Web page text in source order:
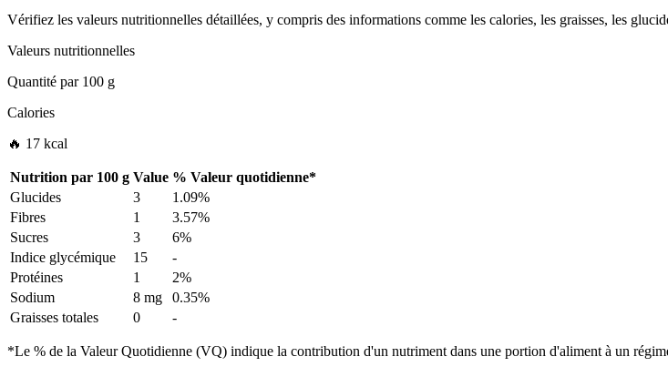
Vérifiez les valeurs nutritionnelles détaillées, y compris des informations comme les calories, les graisses, les
Valeurs nutritionnelles
Quantité par100 g
Calories
🔥 17 kcal
Nutrition par 100 g Value % Valeur quotidienne*
Glucides
3
1.09%
Fibres
1
3.57%
Sucres
3
6%
Indice glycémique
15
-
Protéines
1
2%
Sodium
8 mg
0.35%
Graisses totales
0 -
*Le % de la Valeur Quotidienne (VQ) indique la contribution d'un nutriment dans une portion d'aliment à un